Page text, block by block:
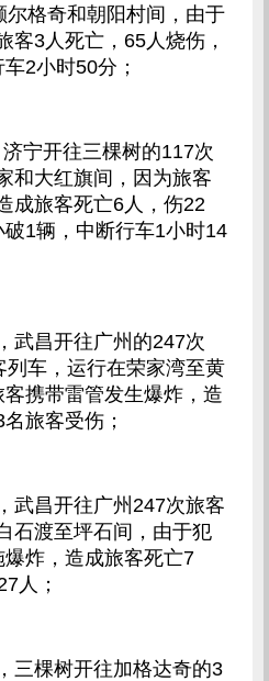
尔格奇和朝阳村间，由于
客3人死亡，65人烧伤，
2小时50分；
宁开往三棵树的117次
和大红旗间，因为旅客
成旅客死亡6人，伤22
1辆，中断行车1小时14
武昌开往广州的247次
列车，运行在荣家湾至黄
携带雷管发生爆炸，造
旅客受伤；
武昌开往广州247次旅客
石渡至坪石间，由于犯
炸，造成旅客死亡7
人；
三棵树开往加格达奇的3